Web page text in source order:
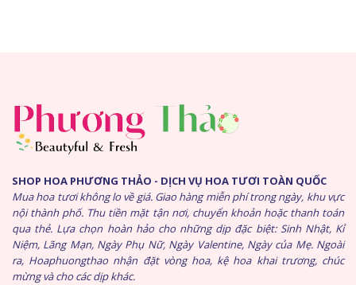
SHOP HOA PHƯƠNG THẢO - DỊCH VỤ HOA TƯƠI TOÀN QUỐC
Mua hoa tươi không lo về giá. Giao hàng miễn phí trong ngày, khu vực
nội thành phố. Thu tiền mặt tận nơi, chuyển khoản hoặc thanh toán
qua thẻ. Lựa chọn hoàn hảo cho những dịp đặc biệt: Sinh Nhật, Kỉ
Niệm, Lãng Mạn, Ngày Phụ Nữ, Ngày Valentine, Ngày của Mẹ. Ngoài
ra, Hoaphuongthao nhận đặt vòng hoa, kệ hoa khai trương, chúc
mừng và cho các dịp khác.